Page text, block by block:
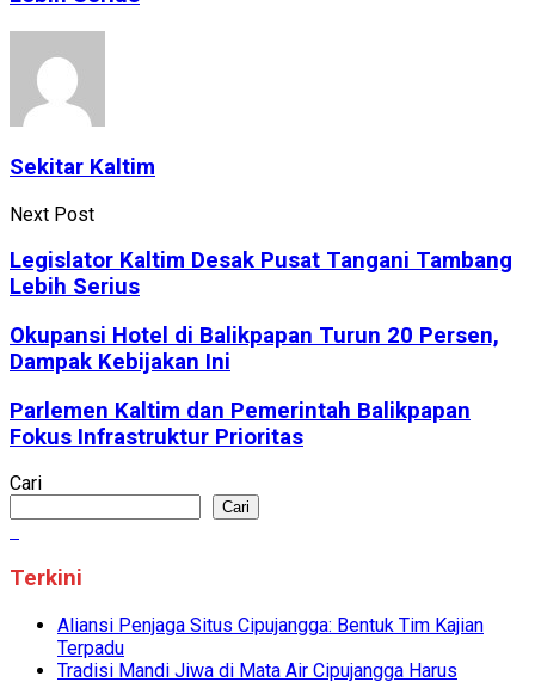
Sekitar Kaltim
Next Post
Legislator Kaltim Desak Pusat Tangani Tambang
Lebih Serius
Okupansi Hotel di Balikpapan Turun 20 Persen,
Dampak Kebijakan Ini
Parlemen Kaltim dan Pemerintah Balikpapan
Fokus Infrastruktur Prioritas
Cari
Cari
Terkini
Aliansi Penjaga Situs Cipujangga: Bentuk Tim Kajian
Terpadu
Tradisi Mandi Jiwa di Mata Air Cipujangga Harus